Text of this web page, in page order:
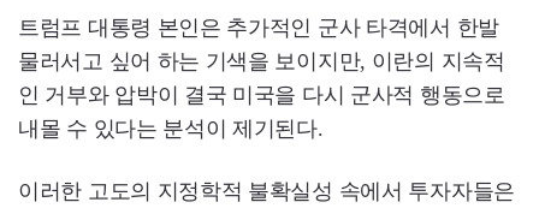
트럼프 대통령 본인은 추가적인 군사 타격에서 한발
물러서고 싶어 하는 기색을 보이지만, 이란의 지속적
인 거부와 압박이 결국 미국을 다시 군사적 행동으로
내몰 수 있다는 분석이 제기된다.
이러한 고도의 지정학적 불확실성 속에서 투자자들은